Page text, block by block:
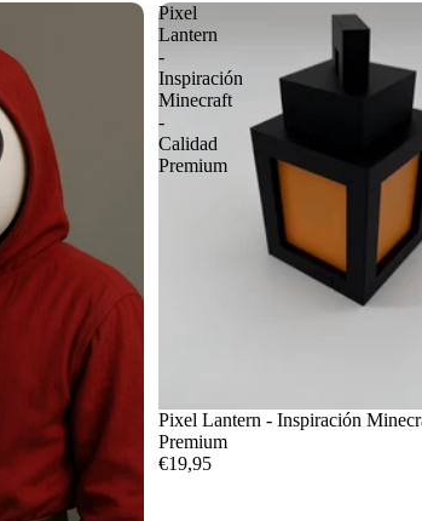
Pixel
Lantern
-
Inspiración
Minecraft
-
Calidad
Premium
Pixel Lantern - Inspiración
Premium
€19,95